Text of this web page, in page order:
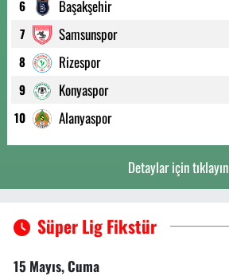
6 Başakşehir
7 Samsunspor
8 Rizespor
9 Konyaspor
10 Alanyaspor
Detaylar için tıklayın
Süper Lig Fikstür
15 Mayıs, Cuma